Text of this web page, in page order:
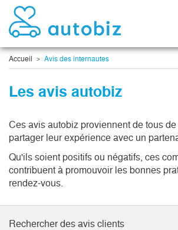
Accueil Avis des internautes
Les avis autobiz
Ces avis autobiz proviennent de tous
partager leur expérience avec un
Qu'ils soient positifs ou négatifs, ces
contribuent à promouvoir les bonnes
rendez-vous.
Rechercher des avis clients